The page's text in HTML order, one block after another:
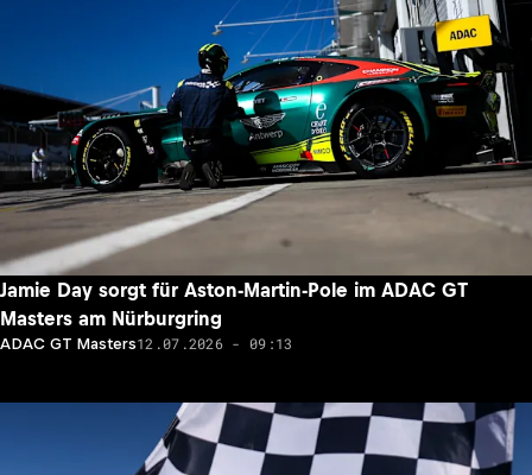
Jamie Day sorgt für Aston-Martin-Pole im ADAC GT
Masters am Nürburgring
ADAC GT Masters12.07.2026 - 09:13